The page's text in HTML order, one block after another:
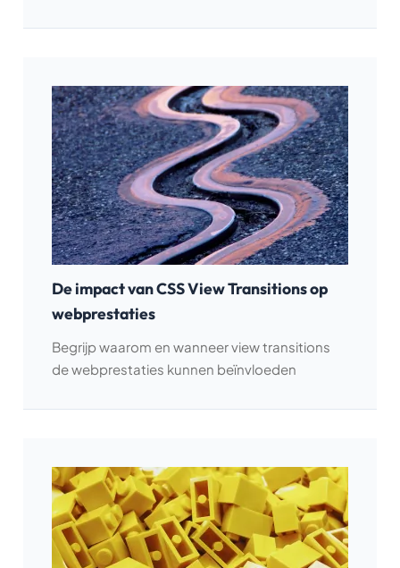
De impact van CSS View Transitions op
webprestaties
Begrijp waarom en wanneer view transitions
de webprestaties kunnen beïnvloeden